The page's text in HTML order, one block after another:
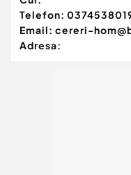
Telefon:
Email: cereri-
Adresa: